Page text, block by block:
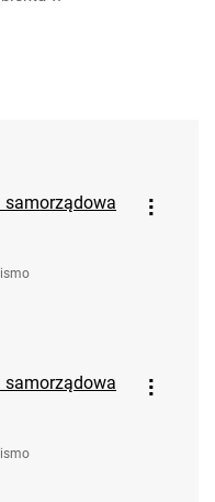
samorządowa
samorządowa